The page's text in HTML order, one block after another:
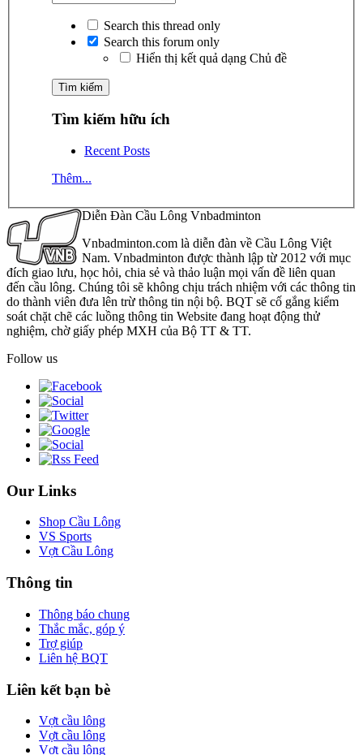
Search this thread only
Search this forum only
Hiển thị kết quả dạng Chủ đề
Tìm kiếm hữu ích
Recent Posts
Thêm...
Diễn Đàn Cầu Lông Vnbadminton
Vnbadminton.com là diễn đàn về Cầu Lông Việt
Nam. Vnbadminton được thành lập từ 2012 với mục
đích giao lưu, học hỏi, chia sẻ và thảo luận mọi vấn đề liên quan
đến cầu lông. Chúng tôi sẽ không chịu trách nhiệm với các thông tin
do thành viên đưa lên trừ thông tin nội bộ. BQT sẽ cố gắng kiểm
soát chặt chẽ các luồng thông tin Website đang hoạt động thử
nghiệm, chờ giấy phép MXH của Bộ TT & TT.
Follow us
Our Links
Shop Cầu Lông
VS Sports
Vợt Cầu Lông
Thông tin
Thông báo chung
Thắc mắc, góp ý
Trợ giúp
Liên hệ BQT
Liên kết bạn bè
Vợt cầu lông
Vợt cầu lông
Vợt cầu lông